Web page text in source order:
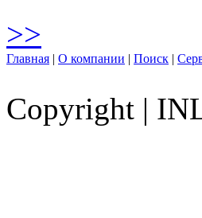
>>
Главная | О компании | Поиск |
Copyright |